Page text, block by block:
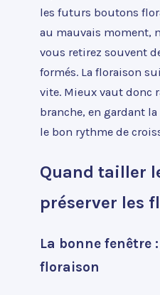
les futurs boutons
au mauvais moment,
vous retirez souvent
formés. La floraison
vite. Mieux vaut donc
branche, en gardant la
le bon rythme de
Quand tailler
préserver les
La bonne fenêtre
floraison